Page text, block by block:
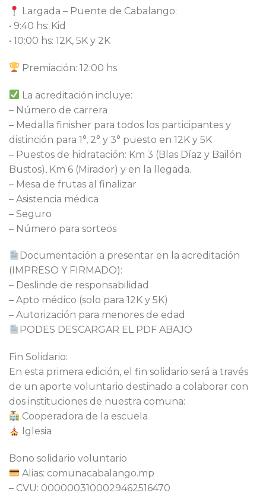
Largada – Puente de Cabalango:
• 9:40 hs: Kid
• 10:00 hs: 12K, 5K y 2K
Premiación: 12:00 hs
La acreditación incluye:
– Número de carrera
– ⁠Medalla finisher para todos los participantes y
distinción para 1°, 2° y 3° puesto en 12K y 5K
– ⁠Puestos de hidratación: Km 3 (Blas Díaz y Bailón
Bustos), Km 6 (Mirador) y en la llegada.
– ⁠Mesa de frutas al finalizar
– ⁠Asistencia médica
– ⁠Seguro
– ⁠Número para sorteos
Documentación a presentar en la acreditación
(IMPRESO Y FIRMADO):
– Deslinde de responsabilidad
– ⁠Apto médico (solo para 12K y 5K)
– ⁠Autorización para menores de edad
PODES DESCARGAR EL PDF ABAJO
Fin Solidario:
En esta primera edición, el fin solidario será a través
de un aporte voluntario destinado a colaborar con
dos instituciones de nuestra comuna:
Cooperadora de la escuela
Iglesia
Bono solidario voluntario
Alias: comunacabalango.mp
– CVU: 0000003100029462516470